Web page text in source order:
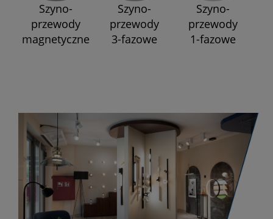
Szyno-
przewody
magnetyczne
Szyno-
przewody
3-fazowe
Szyno-
przewody
1-fazowe